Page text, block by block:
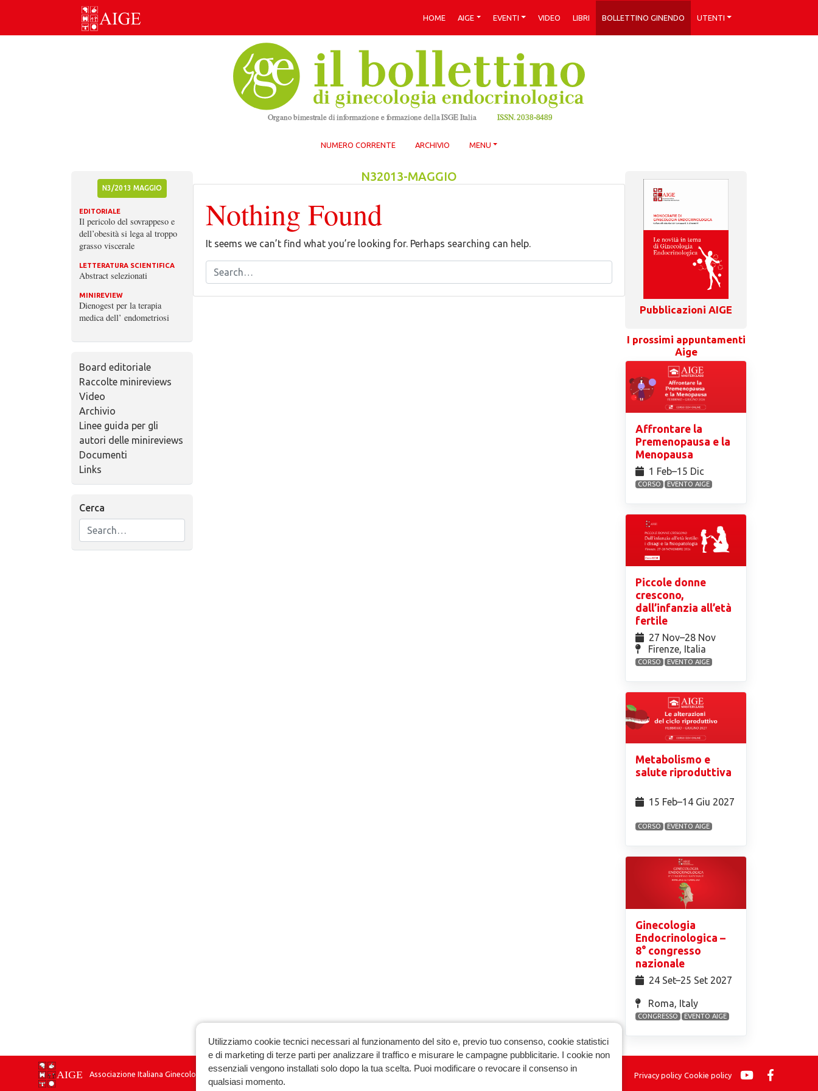
Skip
HOME AIGE EVENTI VIDEO LIBRI BOLLETTINO GINENDO UTENTI
NUMERO CORRENTE ARCHIVIO MENU
N3/2013 MAGGIO
EDITORIALE
Il pericolo del sovrappeso e
dell’obesità si lega al troppo
grasso viscerale
LETTERATURA SCIENTIFICA
Abstract selezionati
MINIREVIEW
Dienogest per la terapia
medica dell’ endometriosi
Board editoriale
Raccolte minireviews
Video
Archivio
Linee guida per gli
autori delle minireviews
Documenti
Links
Cerca
N32013-MAGGIO
Nothing Found
It seems we can’t find what you’re looking for. Perhaps searching can help.
Pubblicazioni AIGE
I prossimi appuntamenti
Aige
Affrontare la
Premenopausa e la
Menopausa
1 Feb⁠–15 Dic
CORSO EVENTO AIGE
Piccole donne
crescono,
dall’infanzia all’età
fertile
27 Nov⁠–28 Nov
Firenze, Italia
CORSO EVENTO AIGE
Metabolismo e
salute riproduttiva
15 Feb⁠–14 Giu 2027
CORSO EVENTO AIGE
Ginecologia
Endocrinologica –
8° congresso
nazionale
24 Set⁠–25 Set 2027
Roma, Italy
CONGRESSO EVENTO AIGE
Associazione Italiana Ginecologia Endocrinologica Privacy policy Cookie policy
Utilizziamo cookie tecnici necessari al funzionamento del sito e, previo tuo consenso, cookie statistici
e di marketing di terze parti per analizzare il traffico e misurare le campagne pubblicitarie. I cookie non
essenziali vengono installati solo dopo la tua scelta. Puoi modificare o revocare il consenso in
qualsiasi momento.